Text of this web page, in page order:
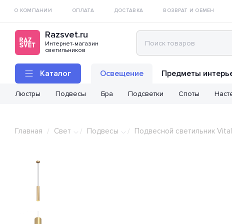
О КОМПАНИИ ОПЛАТА ДОСТАВКА ВОЗВРАТ И ОБМЕН
Razsvet.ru
Интернет-магазин
светильников
Каталог Освещение
Люстры Подвесы Бра Подсветки Споты
Предметы
Главная / Свет / Подвесы / Подвесной светильник